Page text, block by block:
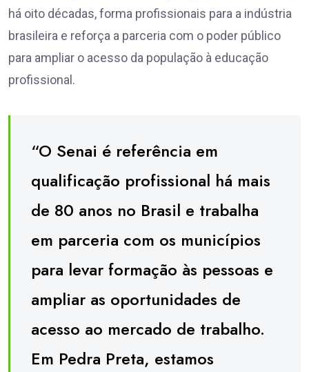
há oito décadas, forma profissionais para a indústria
brasileira e reforça a parceria com o poder público
para ampliar o acesso da população à educação
profissional.
“O Senai é referência em
qualificação profissional há mais
de 80 anos no Brasil e trabalha
em parceria com os municípios
para levar formação às pessoas e
ampliar as oportunidades de
acesso ao mercado de trabalho.
Em Pedra Preta, estamos